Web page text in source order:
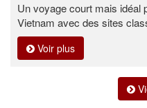
Un voyage court mais idéal
Vietnam avec des sites
Voir plus